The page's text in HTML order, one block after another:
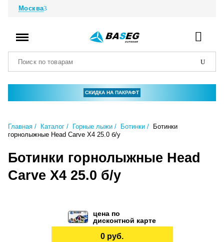
Москва
СКИДКА НА ПАКРАФТ
Главная Каталог Горные лыжи Ботинки
Ботинки
горнолыжные Head Carve X4 25.0 б/у
Ботинки горнолыжные Head
Carve X4 25.0 б/у
цена по
дисконтной карте
0 руб.